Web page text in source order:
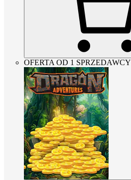
OFERTA OD 1 SPRZEDAWCY